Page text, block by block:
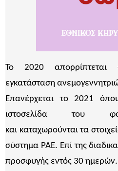
Το 2020 απορρίπτεται
εγκατάσταση
Επανέρχεται το 2021
ιστοσελίδα του
και καταχωρούνται τα
σύστημα ΡΑΕ. Επί της
προσφυγής εντός 30 ημερών.